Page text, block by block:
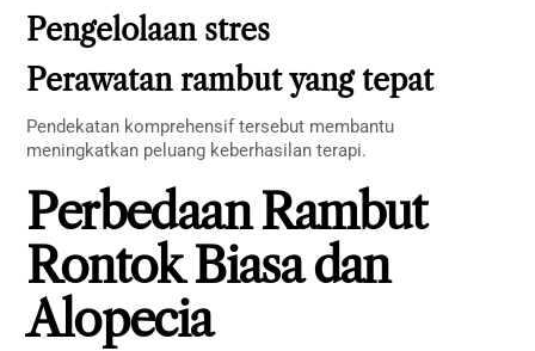
Pengelolaan stres
Perawatan rambut yang tepat
Pendekatan komprehensif tersebut membantu
meningkatkan peluang keberhasilan terapi.
Perbedaan Rambut
Rontok Biasa dan
Alopecia